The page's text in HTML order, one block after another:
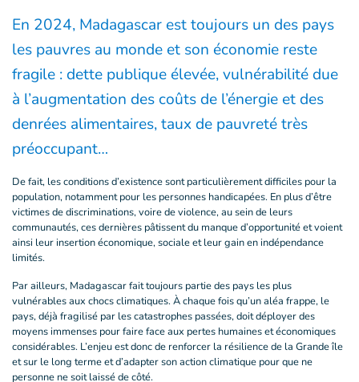
En 2024, Madagascar est toujours un des pays
les pauvres au monde et son économie reste
fragile : dette publique élevée, vulnérabilité due
à l’augmentation des coûts de l’énergie et des
denrées alimentaires, taux de pauvreté très
préoccupant…
De fait, les conditions d’existence sont particulièrement difficiles pour la
population, notamment pour les personnes handicapées. En plus d’être
victimes de discriminations, voire de violence, au sein de leurs
communautés, ces dernières pâtissent du manque d’opportunité et voient
ainsi leur insertion économique, sociale et leur gain en indépendance
limités.
Par ailleurs, Madagascar fait toujours partie des pays les plus
vulnérables aux chocs climatiques. À chaque fois qu’un aléa frappe, le
pays, déjà fragilisé par les catastrophes passées, doit déployer des
moyens immenses pour faire face aux pertes humaines et économiques
considérables. L’enjeu est donc de renforcer la résilience de la Grande île
et sur le long terme et d’adapter son action climatique pour que ne
personne ne soit laissé de côté.